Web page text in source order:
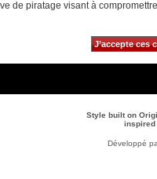
de piratage visant à
Style built on
inspired
Développé